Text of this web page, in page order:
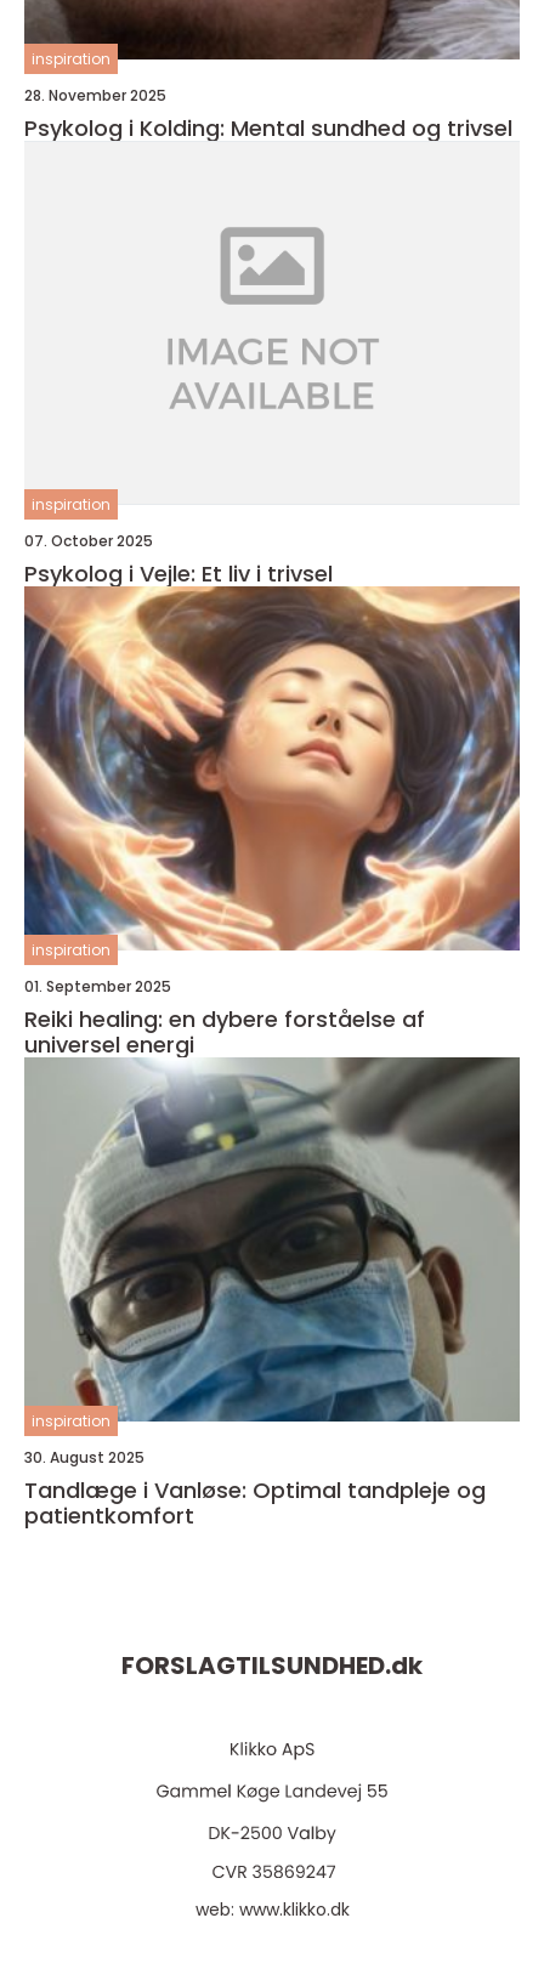
inspiration
28. November 2025
Psykolog i Kolding: Mental sundhed og trivsel
inspiration
07. October 2025
Psykolog i Vejle: Et liv i trivsel
inspiration
01. September 2025
Reiki healing: en dybere forståelse af
universel energi
inspiration
30. August 2025
Tandlæge i Vanløse: Optimal tandpleje og
patientkomfort
FORSLAGTILSUNDHED.dk
web: www.klikko.dk